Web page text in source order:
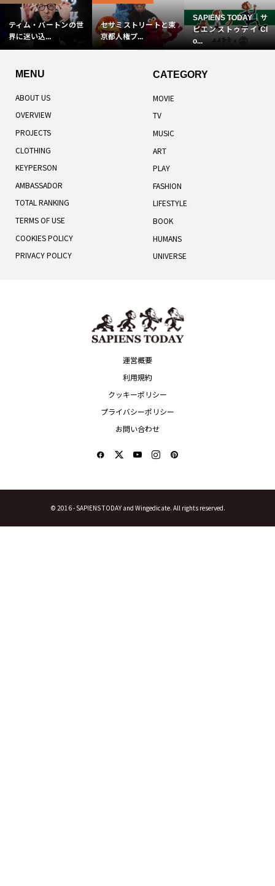
ティム・バートンの世
界に迷い込...
セサミストリートと東
京都人権プ...
SAPIENS TODAY｜サ
ピエンストゥデイ Cl
o...
MENU
ABOUT US
OVERVIEW
PROJECTS
CLOTHING
KEYPERSON
AMBASSADOR
TOTAL RANKING
TERMS OF USE
COOKIES POLICY
PRIVACY POLICY
CATEGORY
MOVIE
TV
MUSIC
ART
PLAY
FASHION
LIFESTYLE
BOOK
HUMANS
UNIVERSE
運営概要
利用規約
クッキーポリシー
プライバシーポリシー
お問い合わせ
© 2016 -SAPIENS TODAY and Wingedicate. All rights reserved.